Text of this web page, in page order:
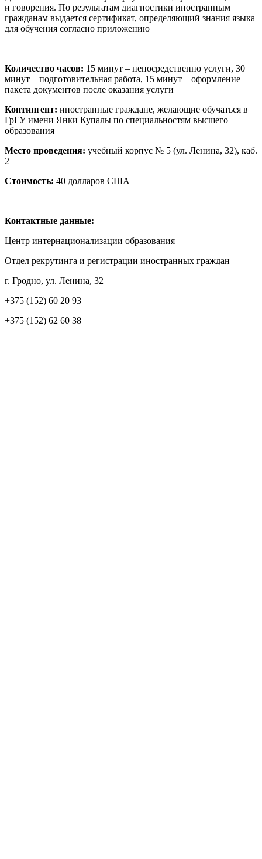
и говорения. По результатам диагностики иностранным
гражданам выдается сертификат, определяющий знания языка
для обучения согласно приложению
Количество часов: 15 минут – непосредственно услуги, 30
минут – подготовительная работа, 15 минут – оформление
пакета документов после оказания услуги
Контингент: иностранные граждане, желающие обучаться в
ГрГУ имени Янки Купалы по специальностям высшего
образования
Место проведения: учебный корпус № 5 (ул. Ленина, 32), каб.
2
Стоимость: 40 долларов США
Контактные данные:
Центр интернационализации образования
Отдел рекрутинга и регистрации иностранных граждан
г. Гродно, ул. Ленина, 32
+375 (152) 60 20 93
+375 (152) 62 60 38